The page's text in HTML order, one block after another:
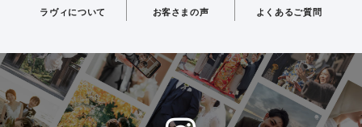
ラヴィについて お客さまの声 よくあるご質問